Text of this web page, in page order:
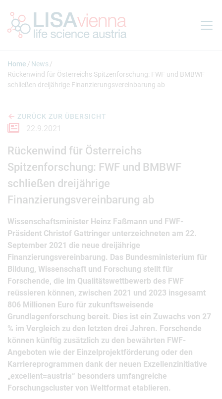
Home
News
Rückenwind für Österreichs Spitzenforschung: FWF und BMBWF
schließen dreijährige Finanzierungsvereinbarung ab
ZURÜCK ZUR ÜBERSICHT
22.9.2021
Rückenwind für Österreichs
Spitzenforschung: FWF und BMBWF
schließen dreijährige
Finanzierungsvereinbarung ab
Wissenschaftsminister Heinz Faßmann und FWF-
Präsident Christof Gattringer unterzeichneten am 22.
September 2021 die neue dreijährige
Finanzierungsvereinbarung. Das Bundesministerium für
Bildung, Wissenschaft und Forschung stellt für
Forschende, die im Qualitätswettbewerb des FWF
reüssieren können, zwischen 2021 und 2023 insgesamt
806 Millionen Euro für zukunftsweisende
Grundlagenforschung bereit. Dies ist ein Zuwachs von 27
% im Vergleich zu den letzten drei Jahren. Forschende
können künftig zusätzlich zu den bewährten FWF-
Angeboten wie der Einzelprojektförderung oder den
Karriereprogrammen dank der neuen Exzellenzinitiative
„excellent=austria“ besonders umfangreiche
Forschungscluster von Weltformat etablieren.